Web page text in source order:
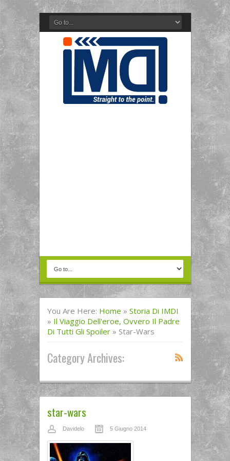
You Are Here: Home » Storia Di IMDI
» Il Viaggio Dell'eroe, Ovvero Il Padre
Di Tutti Gli Spoiler » Star-Wars
Category Archives:
star-wars
Davidelo 5 Giugno 2014